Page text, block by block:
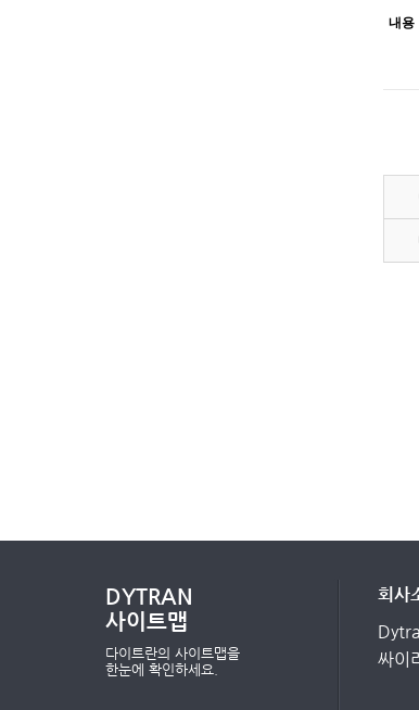
내용
DYTRAN
사이트맵
다이트란의 사이트맵을
한눈에 확인하세요.
회사
싸이